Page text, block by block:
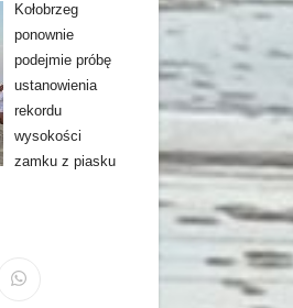
Kołobrzeg
ponownie
podejmie próbę
ustanowienia
rekordu
wysokości
zamku z piasku